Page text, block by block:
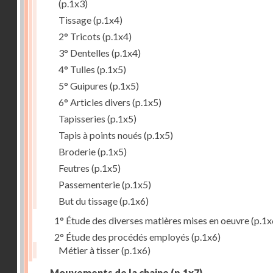
(p.1x3)
Tissage(p.1x4)
2° Tricots (p.1x4)
3° Dentelles (p.1x4)
4° Tulles (p.1x5)
5° Guipures (p.1x5)
6° Articles divers (p.1x5)
Tapisseries (p.1x5)
Tapis à points noués (p.1x5)
Broderie(p.1x5)
Feutres (p.1x5)
Passementerie(p.1x5)
But du tissage(p.1x6)
1° Étude des diverses matières mises en oeuvre
2° Étude des procédés employés (p.1x6)
Métier à tisser(p.1x6)